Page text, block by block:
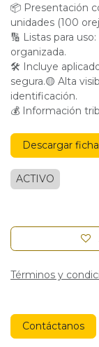
📦 Presentación
unidades (100
🔢 Listas para
organizada.
🛠 Incluye
segura.🟡 Alta
identificación.
💰 Información
Descargar
ACTIVO
Términos y
Contáctanos